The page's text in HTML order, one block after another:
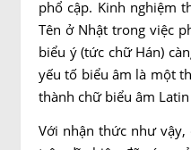
phổ cập. Kinh nghiệm
Tên ở Nhật trong việc
biểu ý (tức chữ Hán)
yếu tố biểu âm là một
thành chữ biểu âm
Với nhận thức như vậy,